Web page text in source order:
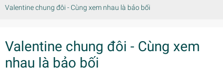
Valentine chung đôi - Cùng xem nhau là bảo bối
Valentine chung đôi - Cùng xem
nhau là bảo bối